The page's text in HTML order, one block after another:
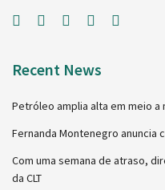
Recent News
Petróleo amplia alta em meio
Fernanda Montenegro anuncia
Com uma semana de atraso,
da CLT